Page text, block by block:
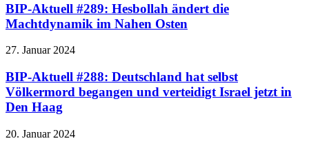
BIP-Aktuell #289: Hesbollah ändert die
Machtdynamik im Nahen Osten
27. Januar 2024
BIP-Aktuell #288: Deutschland hat selbst
Völkermord begangen und verteidigt Israel jetzt in
Den Haag
20. Januar 2024